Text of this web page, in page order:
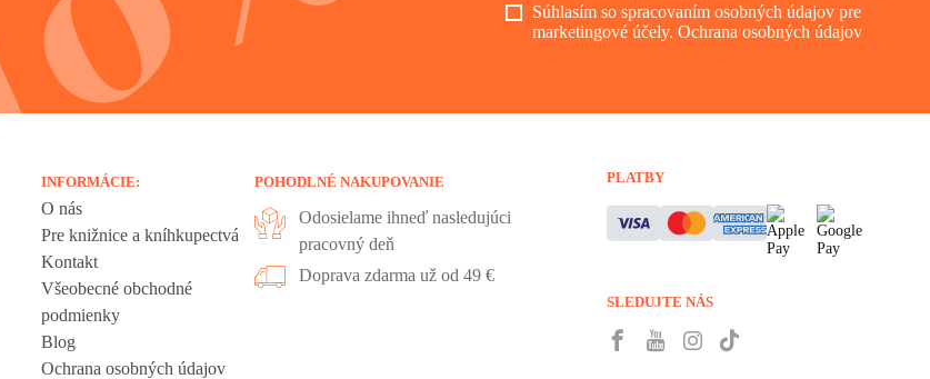
Súhlasím so spracovaním osobných údajov pre
marketingové účely. Ochrana osobných údajov
INFORMÁCIE:
O nás
Pre knižnice a kníhkupectvá
Kontakt
Všeobecné obchodné
podmienky
Blog
Ochrana osobných údajov
POHODLNÉ NAKUPOVANIE
Odosielame ihneď nasledujúci
pracovný deň
Doprava zdarma už od 49 €
PLATBY
SLEDUJTE NÁS